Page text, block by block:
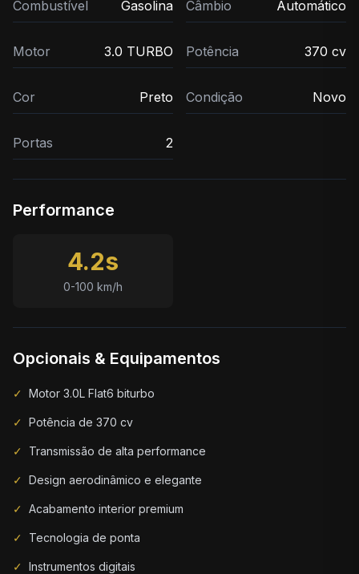
Combustível Gasolina Câmbio Automático
Motor 3.0 TURBO Potência 370 cv
Cor Preto Condição Novo
Portas 2
Performance
4.2s
0-100 km/h
Opcionais & Equipamentos
✓ Motor 3.0L Flat6 biturbo
✓ Potência de 370 cv
✓ Transmissão de alta performance
✓ Design aerodinâmico e elegante
✓ Acabamento interior premium
✓ Tecnologia de ponta
✓ Instrumentos digitais